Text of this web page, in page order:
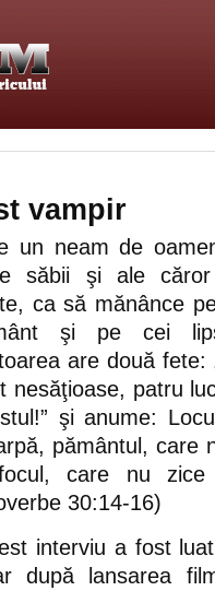
vampir
un neam de
săbii şi ale
ca să mănânce
şi pe cei
are două fete:
nesăţioase, patru
şi anume:
pământul, care
care nu zice
30:14-16)
interviu a fost
după lansarea